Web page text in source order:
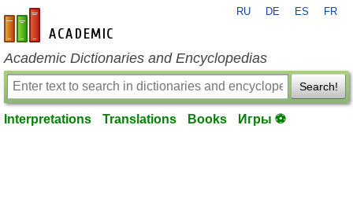
en-academic.com
RU DE ES FR
Academic Dictionaries and Encyclopedias
Search!
Interpretations Translations Books Игры ⚽